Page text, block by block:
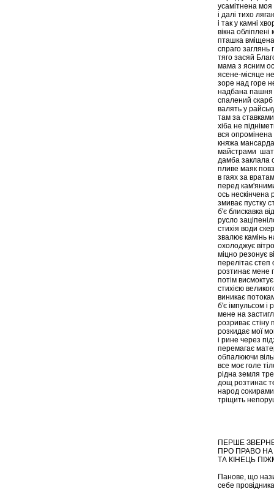
усамітнена
і далі тихо
і так у камні
вікна обліплені
пташка вміщена
спраго заглянь
тяго засяй
мама з ясним
ясене-місяце
зоре над горе
надбана пашня
спалений
валять у
там за
хіба не
вся опромінена
княжа
майстрами
дамба заклала
пливе маяк
в гаях за
перед
ось нескінчена
змиває пустку
б'є блискавка
русло
стихія води
звалює камінь
охолоджує
міцно резонує
перелітає
розтинає мене
потім
стихією
виникає
б'є імпульсом і
мене на
розриває стіну
розкидає мої
і рине через
перемагає
обпалюючи
все моє голе
рідна земля
дощ розтинає
народ
тріщить
ПЕРШЕ
ПРО ПРАВО НА
ТА КІНЕЦЬ
Панове, що
себе